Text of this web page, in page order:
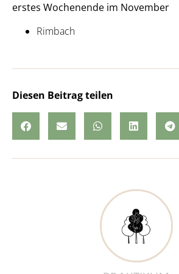
erstes Wochenende im November
Rimbach
Diesen Beitrag teilen